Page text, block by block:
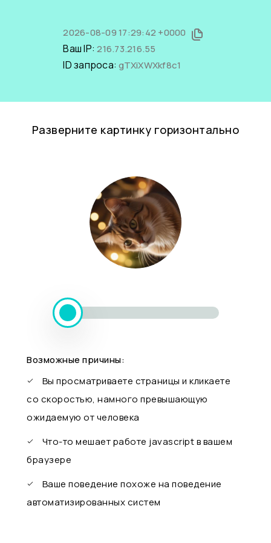
2026-08-09 17:29:42 +0000
Ваш IP:216.73.216.55
ID запроса:gTXiXWXkf8c1
Разверните картинку горизонтально
Возможные причины:
Вы просматриваете страницы и кликаете
со скоростью, намного превышающую
ожидаемую от человека
Что-то мешает работе javascript в вашем
браузере
Ваше поведение похоже на поведение
автоматизированных систем